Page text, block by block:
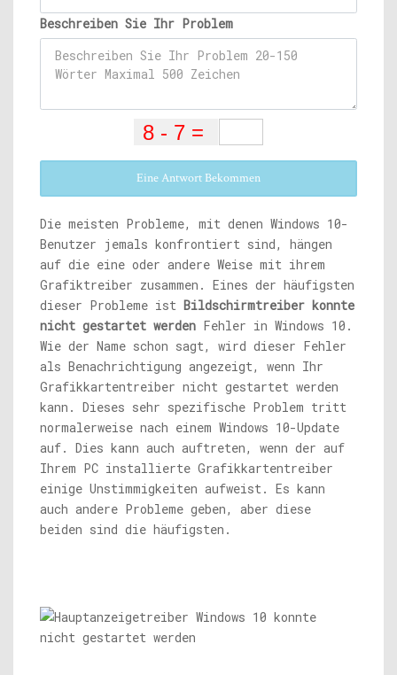
Beschreiben Sie Ihr Problem
Eine Antwort Bekommen
Die meisten Probleme, mit denen Windows 10-
Benutzer jemals konfrontiert sind, hängen
auf die eine oder andere Weise mit ihrem
Grafiktreiber zusammen. Eines der häufigsten
dieser Probleme ist Bildschirmtreiber konnte
nicht gestartet werden Fehler in Windows 10.
Wie der Name schon sagt, wird dieser Fehler
als Benachrichtigung angezeigt, wenn Ihr
Grafikkartentreiber nicht gestartet werden
kann. Dieses sehr spezifische Problem tritt
normalerweise nach einem Windows 10-Update
auf. Dies kann auch auftreten, wenn der auf
Ihrem PC installierte Grafikkartentreiber
einige Unstimmigkeiten aufweist. Es kann
auch andere Probleme geben, aber diese
beiden sind die häufigsten.